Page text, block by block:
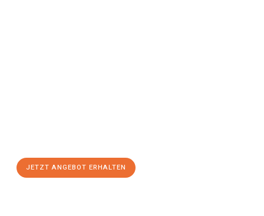
JETZT ANGEBOT ERHALTEN